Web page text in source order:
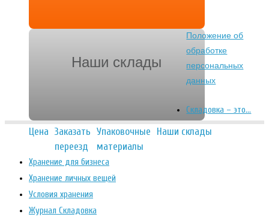
Наши склады
Цена Заказать
переезд
Упаковочные
материалы
Наши склады
Положение об
обработке
персональных
данных
Складовка – это…
Хранение для бизнеса
Хранение личных вещей
Условия хранения
Журнал Складовка